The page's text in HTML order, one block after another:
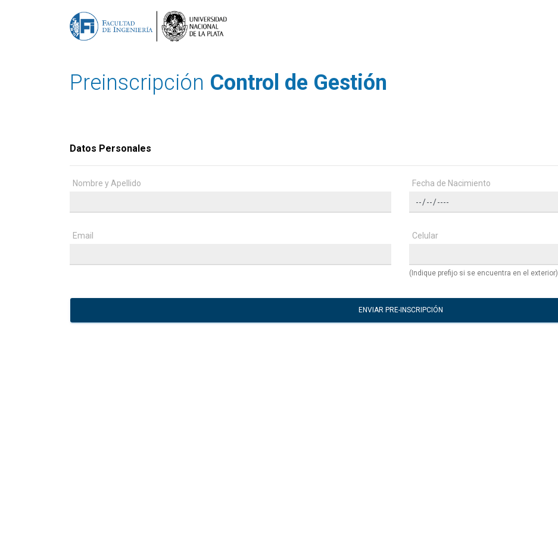
Preinscripción Control de Gestión
Datos Personales
Nombre y Apellido Fecha de Nacimiento
Email Celular
(Indique prefijo si se encuentra en el exterior)
ENVIAR PRE-INSCRIPCIÓN